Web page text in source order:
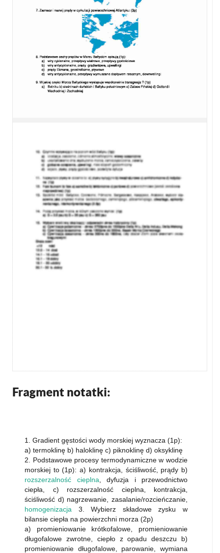
Fragment notatki:
1. Gradient gęstości wody morskiej wyznacza (1p):
a) termoklinę b) haloklinę c) piknoklinę d) oksyklinę
2. Podstawowe procesy termodynamiczne w wodzie
morskiej to (1p): a) kontrakcja, ściśliwość, prądy b)
rozszerzalność cieplna , dyfuzja i przewodnictwo
ciepła, c) rozszerzalność cieplna, kontrakcja,
ściśliwość d) nagrzewanie, zasalanie/rozcieńczanie,
homogenizacja 3. Wybierz składowe zysku w
bilansie ciepła na powierzchni morza (2p)
a) promieniowanie krótkofalowe, promieniowanie
długofalowe zwrotne, ciepło z opadu deszczu b)
promieniowanie długofalowe, parowanie, wymiana